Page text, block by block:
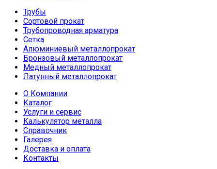
Трубы
Сортовой прокат
Трубопроводная арматура
Сетка
Алюминиевый металлопрокат
Бронзовый металлопрокат
Медный металлопрокат
Латунный металлопрокат
О Компании
Каталог
Услуги и сервис
Калькулятор металла
Справочник
Галерея
Доставка и оплата
Контакты